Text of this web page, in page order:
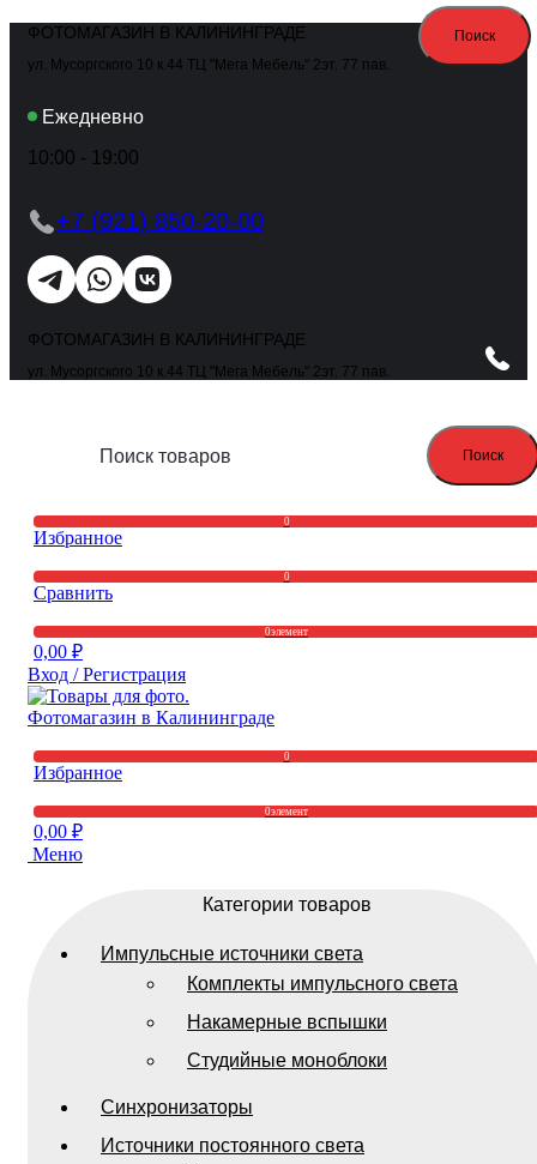
ФОТОМАГАЗИН В КАЛИНИНГРАДЕ
ул. Мусоргского 10 к.44 ТЦ "Мега Мебель" 2эт. 77 пав.
Ежедневно
10:00 - 19:00
+7 (921) 850-20-00
ФОТОМАГАЗИН В КАЛИНИНГРАДЕ
ул. Мусоргского 10 к.44 ТЦ "Мега Мебель" 2эт. 77 пав.
Поиск
0
Избранное
0
Сравнить
0элемент
0,00 ₽
Вход / Регистрация
0
Избранное
0элемент
0,00 ₽
Меню
Категории товаров
Импульсные источники света
Комплекты импульсного света
Накамерные вспышки
Студийные моноблоки
Синхронизаторы
Источники постоянного света
Поиск